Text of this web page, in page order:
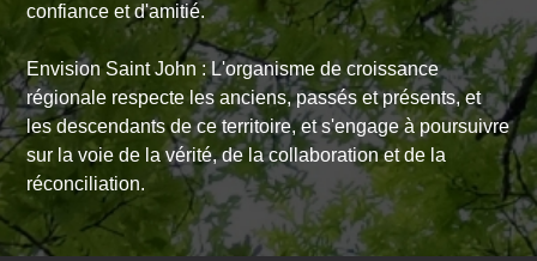
confiance et d'amitié.
Envision Saint John : L'organisme de croissance
régionale respecte les anciens, passés et présents, et
les descendants de ce territoire, et s'engage à poursuivre
sur la voie de la vérité, de la collaboration et de la
réconciliation.